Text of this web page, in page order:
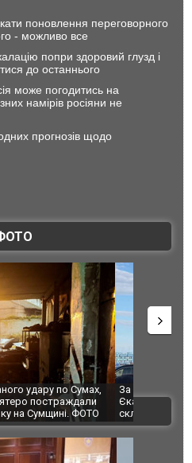
поновлення переговорного
- можливо все
попри здоровий глузд і
до останнього
може погодитись на
намірів росіяни не
прогнозів щодо
кордону з Україною: в
дронів загорівся
ВІДЕО
"Мої